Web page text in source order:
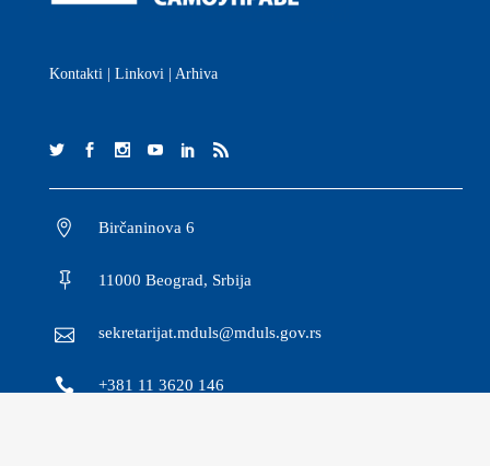
Kontakti Linkovi Arhiva
Birčaninova 6
11000 Beograd, Srbija
sekretarijat.mduls@mduls.gov.rs
+381 11 3620 146